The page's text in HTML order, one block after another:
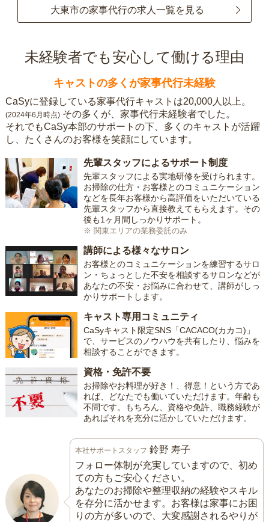
大東市の家事代行の求人一覧を見る
未経験者でも安心して働ける理由
キャストの多くが家事代行未経験
CaSyに登録している家事代行キャストは20,000人以上。
(2024年6月時点) その多くが、家事代行未経験者でした。
それでもCaSy本部のサポートの下、多くのキャストが活躍
し、たくさんのお客様を笑顔にしています。
先輩スタッフによるサポート制度
先輩スタッフによる実地研修を受けられます。
お掃除の仕方・お客様とのコミュニケーション
などを長年お客様から高評価をいただいている
先輩スタッフから直接教えてもらえます。その
後も1ヶ月間しっかりサポート。
※ 関東エリアの業務委託のみ
講師による様々なサロン
お客様とのコミュニケーションを練習するサロ
ン・ちょっとした不安を相談するサロンなどが
あなたの不安・お悩みに合わせて、講師がしっ
かりサポートします。
キャスト専用コミュニティ
CaSyキャスト限定SNS「CACACO(カカコ)」
で、サービスのノウハウを共有したり、悩みを
相談することができます。
資格・免許不要
お掃除やお料理が好き！、得意！という方であ
れば、どなたでも働いていただけます。年齢も
不問です。もちろん、資格や免許、職務経験が
あればそれを充分に活かしていただけます。
本社サポートスタッフ 鈴野 寿子
フォロー体制が充実していますので、初め
ての方もご安心ください。
あなたのお掃除や整理収納の経験やスキル
を存分に活かせます。お客様は家事にお困
りの方が多いので、大変感謝されるやりが